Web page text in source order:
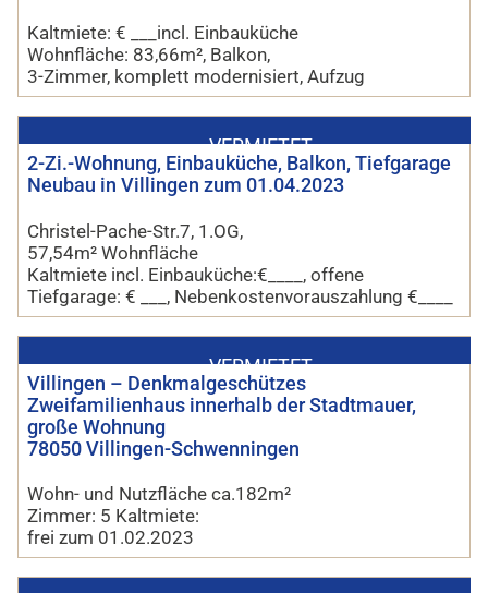
Kaltmiete: € ___incl. Einbauküche
Wohnfläche: 83,66m², Balkon,
3-Zimmer, komplett modernisiert, Aufzug
VERMIETET
2-Zi.-Wohnung, Einbauküche, Balkon, Tiefgarage
Neubau in Villingen zum 01.04.2023
Christel-Pache-Str.7, 1.OG,
57,54m² Wohnfläche
Kaltmiete incl. Einbauküche:€____, offene
Tiefgarage: € ___, Nebenkostenvorauszahlung €____
VERMIETET
Villingen – Denkmalgeschützes
Zweifamilienhaus innerhalb der Stadtmauer,
große Wohnung
78050 Villingen-Schwenningen
Wohn- und Nutzfläche ca.182m²
Zimmer: 5 Kaltmiete:
frei zum 01.02.2023